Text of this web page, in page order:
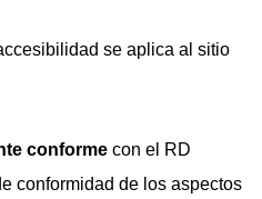
se aplica al sitio
conforme con el RD
conformidad de los aspectos